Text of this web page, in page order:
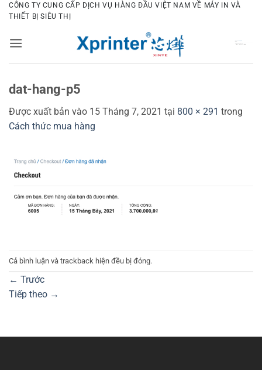
Bỏ
qua
dung
CÔNG TY CUNG CẤP DỊCH VỤ HÀNG ĐẦU VIỆT NAM VỀ MÁY IN VÀ
THIẾT BỊ SIÊU THỊ
dat-hang-p5
Được xuất bản vào 15 Tháng 7, 2021 tại 800 × 291 trong
Cách thức mua hàng
Cả bình luận và trackback hiện đều bị đóng.
← Trước
Tiếp theo →